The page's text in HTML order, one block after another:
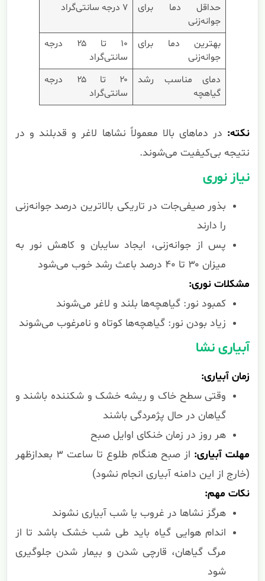
حداقل دما برای
جوانه‌زنی
۷ درجه سانتی‌گراد
بهترین دما برای
جوانه‌زنی
۱۰ تا ۲۵ درجه
سانتی‌گراد
دمای مناسب رشد
گیاهچه
۲۰ تا ۲۵ درجه
سانتی‌گراد
نکته: در دماهای بالا معمولاً نشاها لاغر و قدبلند و در
نتیجه بی‌کیفیت می‌شوند.
نیاز نوری
بذور صیفی‌جات در تاریکی بالاترین درصد جوانه‌زنی
را دارند
پس از جوانه‌زنی، ایجاد سایبان و کاهش نور به
میزان ۳۰ تا ۴۰ درصد باعث رشد خوب می‌شود
مشکلات نوری:
کمبود نور: گیاهچه‌ها بلند و لاغر می‌شوند
زیاد بودن نور: گیاهچه‌ها کوتاه و نامرغوب می‌شوند
آبیاری نشا
زمان آبیاری:
وقتی سطح خاک و ریشه خشک و شکننده باشند و
گیاهان در حال پژمردگی باشند
هر روز در زمان خنکای اوایل صبح
مهلت آبیاری:
از صبح هنگام طلوع تا ساعت ۳ بعدازظهر
(خارج از این دامنه آبیاری انجام نشود)
نکات مهم:
هرگز نشاها در غروب یا شب آبیاری نشوند
اندام هوایی گیاه باید طی شب خشک باشد تا از
مرگ گیاهان، قارچی شدن و بیمار شدن جلوگیری
شود